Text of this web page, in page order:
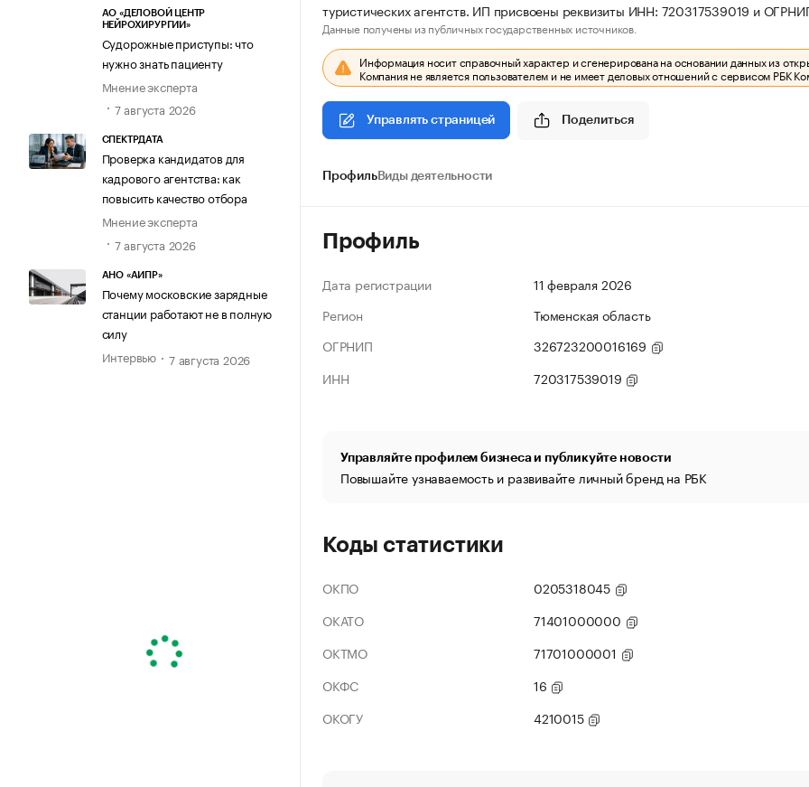
АО «ДЕЛОВОЙ ЦЕНТР
НЕЙРОХИРУРГИИ»
Судорожные приступы: что
нужно знать пациенту
Мнение эксперта
7 августа 2026
СПЕКТРДАТА
Проверка кандидатов для
кадрового агентства: как
повысить качество отбора
Мнение эксперта
7 августа 2026
АНО «АИПР»
Почему московские зарядные
станции работают не в полную
силу
Интервью
7 августа 2026
туристических агентств. ИП присвоены реквизиты ИНН: 720317539019 и
Данные получены из публичных государственных источников.
Информация носит справочный характер и сгенерирована на основании данных из
Компания не является пользователем и не имеет деловых отношений с сервисом РБК
Управлять страницей Поделиться
ПрофильВиды деятельности
Профиль
Дата регистрации
11 февраля 2026
Регион
Тюменская область
ОГРНИП
326723200016169
ИНН
720317539019
Управляйте профилем бизнеса и публикуйте новости
Повышайте узнаваемость и развивайте личный бренд на РБК
Коды статистики
ОКПО
0205318045
ОКАТО
71401000000
ОКТМО
71701000001
ОКФС
16
ОКОГУ
4210015